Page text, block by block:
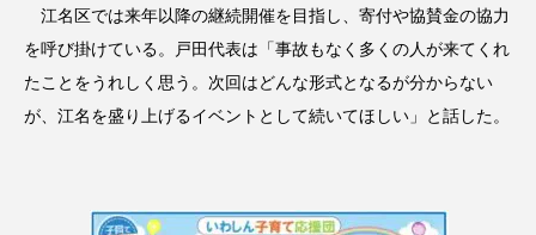
江名区では来年以降の継続開催を目指し、寄付や協賛金の協力
を呼び掛けている。戸田代表は「事故もなく多くの人が来てくれ
たことをうれしく思う。次回はどんな形式となるが分からない
が、江名を盛り上げるイベントとして続いてほしい」と話した。